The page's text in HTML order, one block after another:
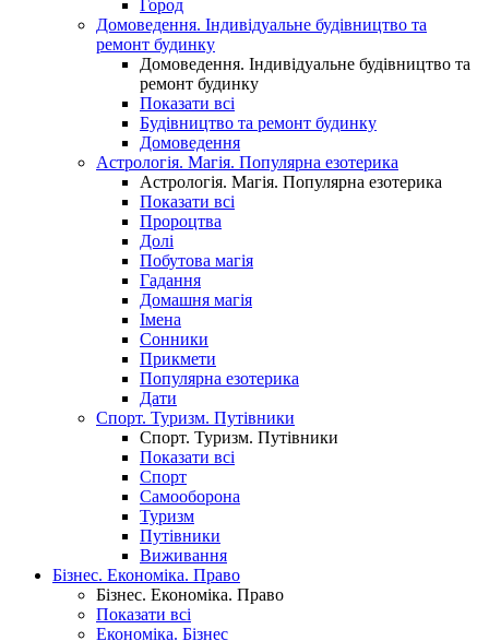
Город
Домоведення. Індивідуальне будівництво та
ремонт будинку
Домоведення. Індивідуальне будівництво та
ремонт будинку
Показати всі
Будівництво та ремонт будинку
Домоведення
Астрологія. Магія. Популярна езотерика
Астрологія. Магія. Популярна езотерика
Показати всі
Пророцтва
Долі
Побутова магія
Гадання
Домашня магія
Імена
Сонники
Прикмети
Популярна езотерика
Дати
Спорт. Туризм. Путівники
Спорт. Туризм. Путівники
Показати всі
Спорт
Самооборона
Туризм
Путівники
Виживання
Бізнес. Економіка. Право
Бізнес. Економіка. Право
Показати всі
Економіка. Бізнес